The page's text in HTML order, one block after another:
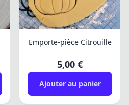
Emporte-pièce Citrouille
5,00 €
Ajouter au panier